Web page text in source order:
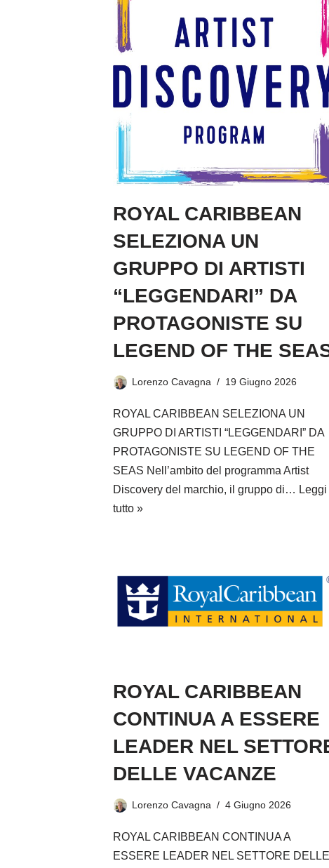
ROYAL CARIBBEAN
SELEZIONA UN
GRUPPO DI ARTISTI
“LEGGENDARI” DA
PROTAGONISTE SU
LEGEND OF THE
Lorenzo Cavagna 19 Giugno 2026
ROYAL CARIBBEAN SELEZIONA UN
GRUPPO DI ARTISTI “LEGGENDARI” DA
PROTAGONISTE SU LEGEND OF THE
SEAS Nell’ambito del programma Artist
Discovery del marchio, il gruppo di… Leggi
tutto »
ROYAL CARIBBEAN
CONTINUA A ESSERE
LEADER NEL
DELLE VACANZE
Lorenzo Cavagna 4 Giugno 2026
ROYAL CARIBBEAN CONTINUA A
ESSERE LEADER NEL SETTORE DELLE